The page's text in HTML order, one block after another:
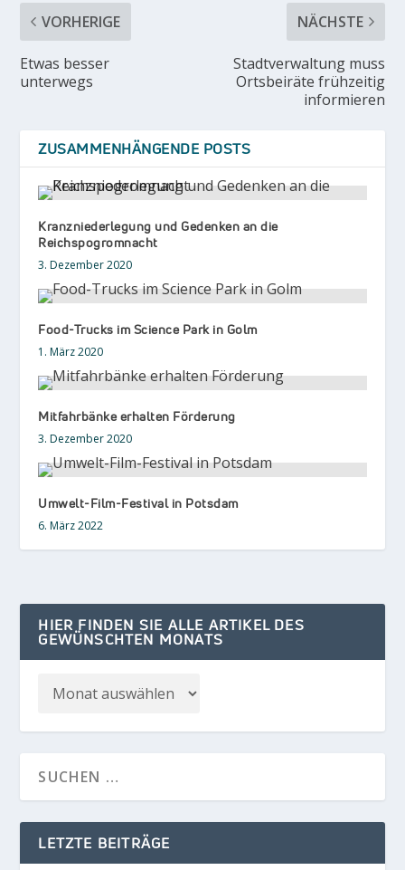
VORHERIGE
Etwas besser
unterwegs
NÄCHSTE
Stadtverwaltung muss
Ortsbeiräte frühzeitig
informieren
ZUSAMMENHÄNGENDE POSTS
Kranzniederlegung und Gedenken an die
Reichspogromnacht
3. Dezember 2020
Food-Trucks im Science Park in Golm
1. März 2020
Mitfahrbänke erhalten Förderung
3. Dezember 2020
Umwelt-Film-Festival in Potsdam
6. März 2022
HIER FINDEN SIE ALLE ARTIKEL DES
GEWÜNSCHTEN MONATS
LETZTE BEITRÄGE